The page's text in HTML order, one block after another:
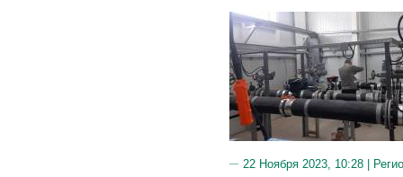
22 Ноября 2023, 10:28 |